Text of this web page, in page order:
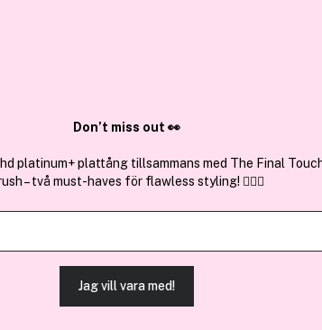
✓ Över 1,5
Begin Again Vitamin B3
Bara 4 på lager
Don’t miss out 👀
platinum+ plattång tillsammans med The Final
– två must-haves för flawless styling! 💇‍♀️✨
Jag vill vara med!